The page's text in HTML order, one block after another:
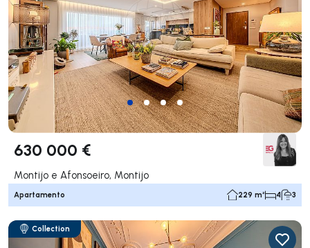
630 000 €
Montijo e Afonsoeiro, Montijo
Apartamento 229 m² 4 3
Collection